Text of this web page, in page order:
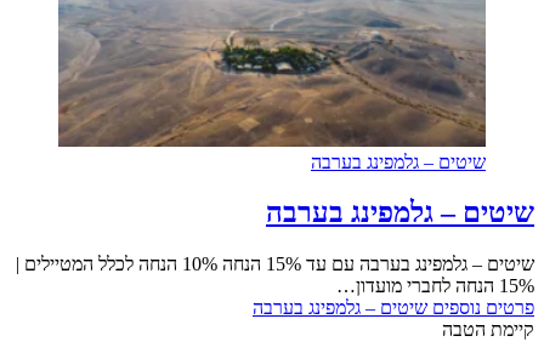
שיטים – גלמפינג בערבה
שיטים – גלמפינג בערבה
שיטים – גלמפינג בערבה עם עד 15% הנחה 10% הנחה לכלל המטיילים |
15% הנחה לחברי מועדון…
פרטים נוספים שיטים – גלמפינג בערבה
קיימת הטבה